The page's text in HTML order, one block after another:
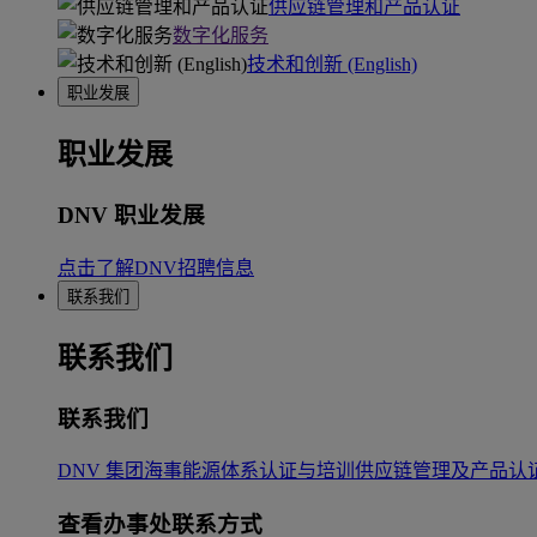
供应链管理和产品认证
数字化服务
技术和创新 (English)
职业发展
职业发展
DNV 职业发展
点击了解DNV招聘信息
联系我们
联系我们
联系我们
DNV 集团 海事能源体系认证与培训 供应链管理及产品认
查看办事处联系方式